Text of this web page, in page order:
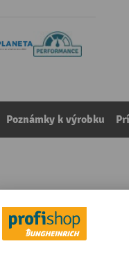
Poznámky k výrobku
nosnosť 300 kg
Z kategórie: